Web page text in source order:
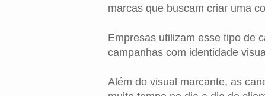
marcas que buscam criar uma
Empresas utilizam esse tipo de
campanhas com identidade
Além do visual marcante, as